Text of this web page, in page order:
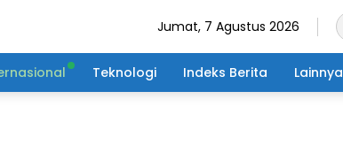
Jumat, 7 Agustus 2026
Teknologi Indeks Berita Lainnya